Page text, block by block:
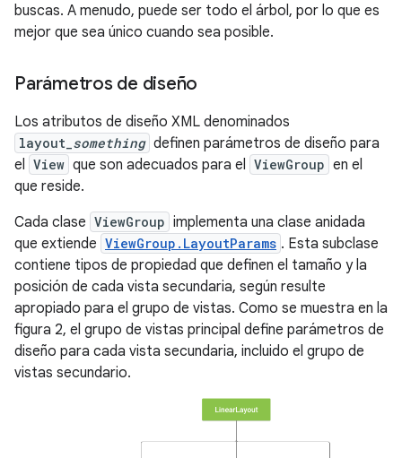
buscas. A menudo, puede ser todo el árbol, por lo que es
mejor que sea único cuando sea posible.
Parámetros de diseño
Los atributos de diseño XML denominados
layout_ something definen parámetros de diseño para
el View que son adecuados para el ViewGroup en el
que reside.
Cada clase ViewGroup implementa una clase anidada
que extiende ViewGroup.LayoutParams . Esta subclase
contiene tipos de propiedad que definen el tamaño y la
posición de cada vista secundaria, según resulte
apropiado para el grupo de vistas. Como se muestra en la
figura 2, el grupo de vistas principal define parámetros de
diseño para cada vista secundaria, incluido el grupo de
vistas secundario.